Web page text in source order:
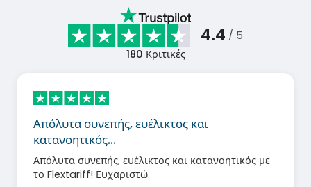
4.4 / 5
180 Κριτικές
Απόλυτα συνεπής, ευέλικτος και
κατανοητικός…
Απόλυτα συνεπής, ευέλικτος και κατανοητικός με
το Flextariff! Ευχαριστώ.